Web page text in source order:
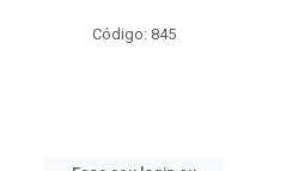
Código: 845